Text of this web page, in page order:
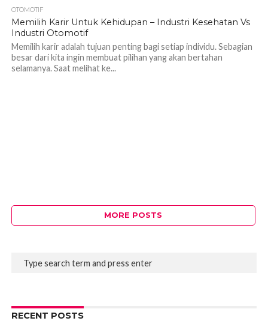
OTOMOTIF
Memilih Karir Untuk Kehidupan – Industri Kesehatan Vs
Industri Otomotif
Memilih karir adalah tujuan penting bagi setiap individu. Sebagian
besar dari kita ingin membuat pilihan yang akan bertahan
selamanya. Saat melihat ke...
MORE POSTS
RECENT POSTS